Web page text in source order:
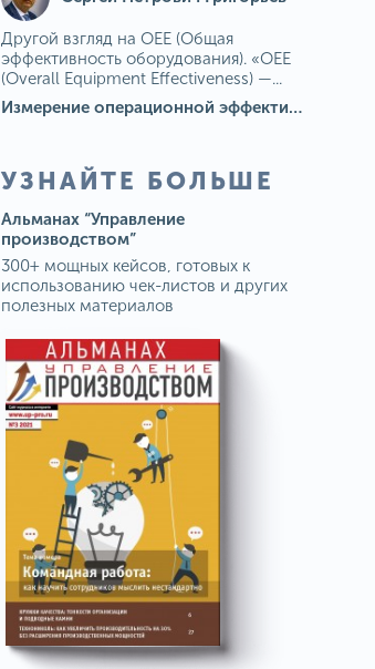
Другой взгляд на OEE (Общая
эффективность оборудования). «OEE
(Overall Equipment Effectiveness) —...
Измерение операционной эффективности: ключевые показатели для непрерывного совершенствования
УЗНАЙТЕ БОЛЬШЕ
Альманах “Управление
производством”
300+ мощных кейсов, готовых к
использованию чек-листов и других
полезных материалов